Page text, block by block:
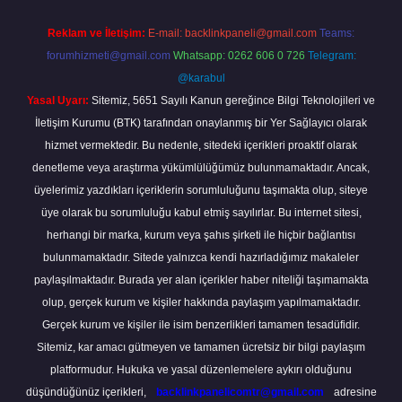
Reklam ve İletişim: E-mail: backlinkpaneli@gmail.com Teams:
forumhizmeti@gmail.com Whatsapp: 0262 606 0 726 Telegram:
@karabul
Yasal Uyarı: Sitemiz, 5651 Sayılı Kanun gereğince Bilgi Teknolojileri ve
İletişim Kurumu (BTK) tarafından onaylanmış bir Yer Sağlayıcı olarak
hizmet vermektedir. Bu nedenle, sitedeki içerikleri proaktif olarak
denetleme veya araştırma yükümlülüğümüz bulunmamaktadır. Ancak,
üyelerimiz yazdıkları içeriklerin sorumluluğunu taşımakta olup, siteye
üye olarak bu sorumluluğu kabul etmiş sayılırlar. Bu internet sitesi,
herhangi bir marka, kurum veya şahıs şirketi ile hiçbir bağlantısı
bulunmamaktadır. Sitede yalnızca kendi hazırladığımız makaleler
paylaşılmaktadır. Burada yer alan içerikler haber niteliği taşımamakta
olup, gerçek kurum ve kişiler hakkında paylaşım yapılmamaktadır.
Gerçek kurum ve kişiler ile isim benzerlikleri tamamen tesadüfidir.
Sitemiz, kar amacı gütmeyen ve tamamen ücretsiz bir bilgi paylaşım
platformudur. Hukuka ve yasal düzenlemelere aykırı olduğunu
düşündüğünüz içerikleri,
backlinkpanelicomtr@gmail.com adresine